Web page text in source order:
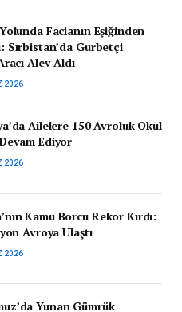
Facianın Eşiğinden
Sırbistan’da Gurbetçi
Alev Aldı
2026
Ailelere 150 Avroluk Okul
Ediyor
2026
Kamu Borcu Rekor Kırdı:
Avroya Ulaştı
2026
Yunan Gümrük